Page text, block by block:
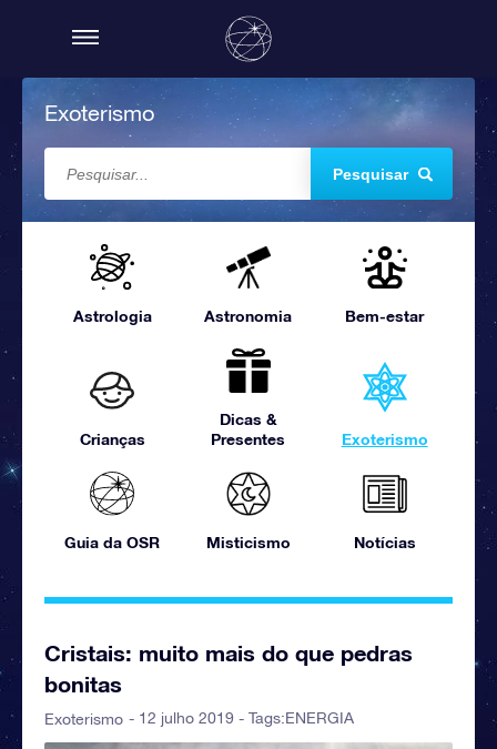
Exoterismo
Pesquisar
Astrologia Astronomia Bem-estar
Crianças
Dicas &
Presentes
Exoterismo
Guia da OSR Misticismo Notícias
Cristais: muito mais do que pedras
bonitas
Exoterismo - 12 julho 2019 - Tags:ENERGIA